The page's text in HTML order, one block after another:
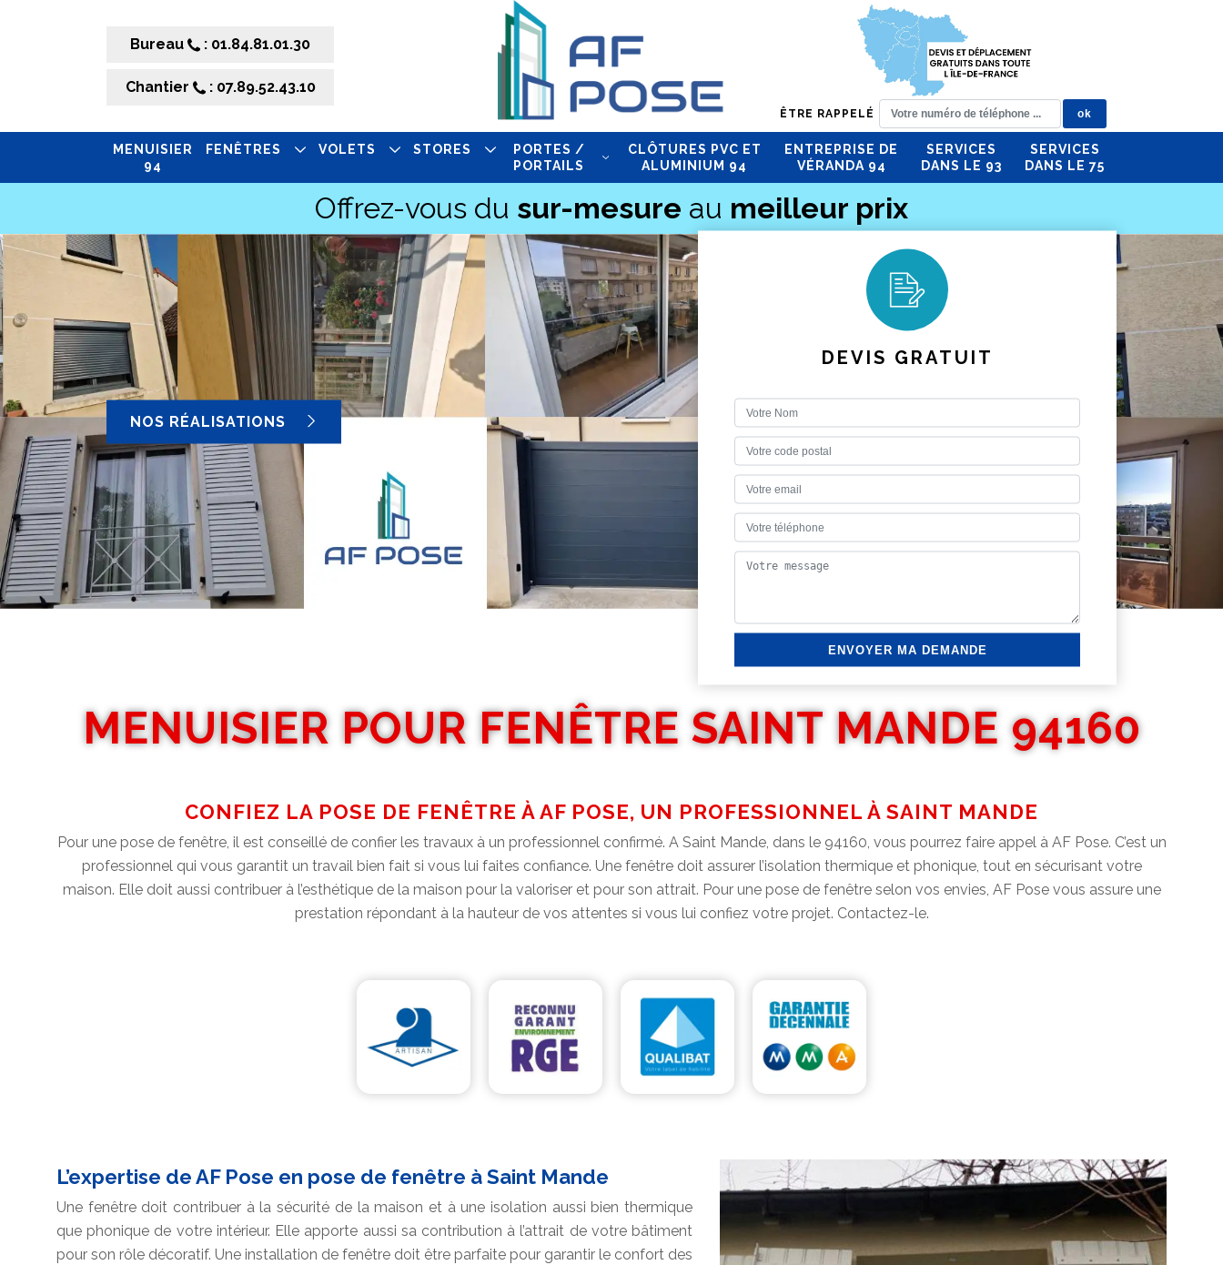
Bureau : 01.84.81.01.30
Chantier : 07.89.52.43.10
ÊTRE RAPPELÉ
MENUISIER
94
FENÊTRES VOLETS STORES
PORTES /
PORTAILS
CLÔTURES PVC ET
ALUMINIUM 94
ENTREPRISE DE
VÉRANDA 94
SERVICES
DANS LE 93
SERVICES
DANS LE 75
Offrez-vous du sur-mesure au meilleur prix
NOS RÉALISATIONS
DEVIS GRATUIT
MENUISIER POUR FENÊTRE SAINT MANDE 94160
CONFIEZ LA POSE DE FENÊTRE À AF POSE, UN PROFESSIONNEL À SAINT MANDE
Pour une pose de fenêtre, il est conseillé de confier les travaux à un professionnel confirmé. A Saint Mande, dans le 94160, vous pourrez faire appel à AF Pose. C’est un
professionnel qui vous garantit un travail bien fait si vous lui faites confiance. Une fenêtre doit assurer l’isolation thermique et phonique, tout en sécurisant votre
maison. Elle doit aussi contribuer à l’esthétique de la maison pour la valoriser et pour son attrait. Pour une pose de fenêtre selon vos envies, AF Pose vous assure une
prestation répondant à la hauteur de vos attentes si vous lui confiez votre projet. Contactez-le.
L’expertise de AF Pose en pose de fenêtre à Saint Mande
Une fenêtre doit contribuer à la sécurité de la maison et à une isolation aussi bien thermique
que phonique de votre intérieur. Elle apporte aussi sa contribution à l’attrait de votre bâtiment
pour son rôle décoratif. Une installation de fenêtre doit être parfaite pour garantir le confort des